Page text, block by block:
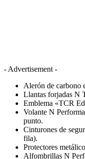
- Advertisement -
Alerón de carbono
Llantas forjadas N
Emblema «TCR
Volante N
punto.
Cinturones de
fila).
Protectores
Alfombrillas N